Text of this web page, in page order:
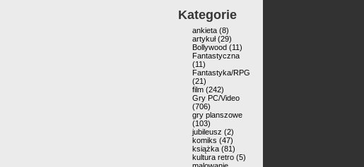
Kategorie
ankieta (8)
artykuł(29)
Bollywood (11)
Fantastyczna
(11)
Fantastyka/RPG
(21)
film (242)
Gry PC/Video
(706)
gry planszowe
(103)
jubileusz (2)
komiks (47)
książka (81)
kultura retro (5)